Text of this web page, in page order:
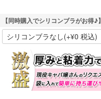
【同時購入でシリコンブラがお得♪】